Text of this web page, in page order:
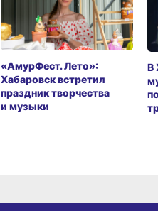
«АмурФест. Лето»:
Хабаровск встретил
праздник творчества
и музыки
В